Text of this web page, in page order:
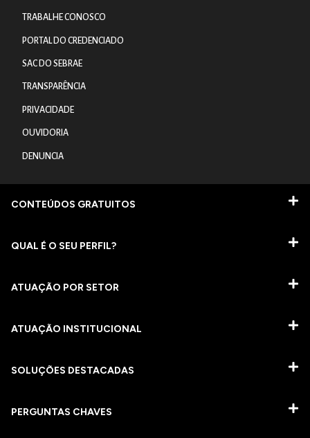
TRABALHE CONOSCO
PORTAL DO CREDENCIADO
SAC DO SEBRAE
TRANSPARÊNCIA
PRIVACIDADE
OUVIDORIA
DENUNCIA
CONTEÚDOS GRATUITOS
QUAL É O SEU PERFIL?
ATUAÇÃO POR SETOR
ATUAÇÃO INSTITUCIONAL
SOLUÇÕES DESTACADAS
PERGUNTAS CHAVES​